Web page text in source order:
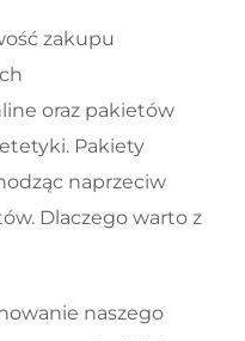
zakupu
oraz pakietów
Pakiety
naprzeciw
Dlaczego warto z
naszego